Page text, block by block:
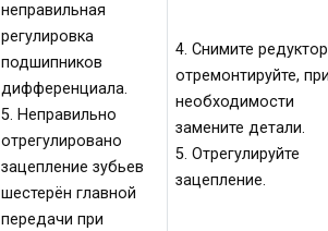
неправильная
регулировка
подшипников
дифференциала.
5. Неправильно
отрегулировано
зацепление зубьев
шестерён главной
передачи при
4. Снимите
отремонтируйте,
необходимости
замените детали.
5. Отрегулируйте
зацепление.